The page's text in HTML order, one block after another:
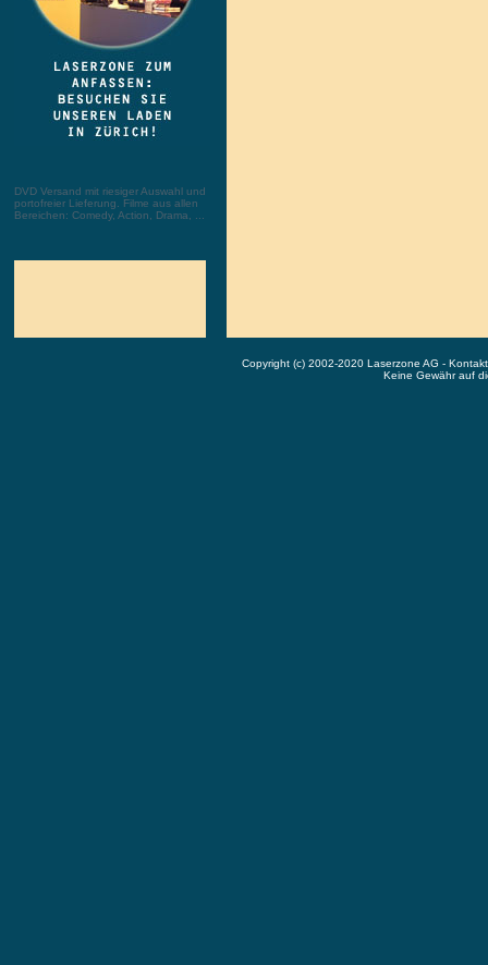
DVD Versand mit riesiger Auswahl und
portofreier Lieferung. Filme aus allen
Bereichen: Comedy, Action, Drama, ...
Copyright (c) 2002-2020 Laserzone AG -
Keine Gewähr auf